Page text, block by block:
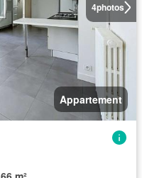
4photos
Appartement